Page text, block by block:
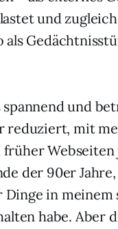
und
als
und
reduziert, mit
früher Webseiten
der 90er
Dinge in meinem
habe. Aber